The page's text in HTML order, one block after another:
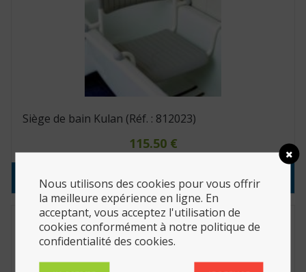
Siège de bain Kulan (Réf. : 812023)
115.50 €
Consulter le produit
Nous utilisons des cookies pour vous offrir
la meilleure expérience en ligne. En
acceptant, vous acceptez l'utilisation de
cookies conformément à notre politique de
confidentialité des cookies.